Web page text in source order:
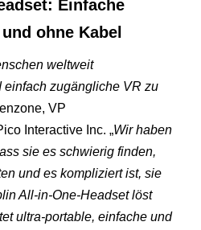
Einfache
ohne Kabel
weltweit
einfach zugängliche VR zu
VP
Interactive Inc. „Wir haben
sie es schwierig finden,
und es kompliziert ist, sie
All-in-One-Headset löst
ultra-portable, einfache und